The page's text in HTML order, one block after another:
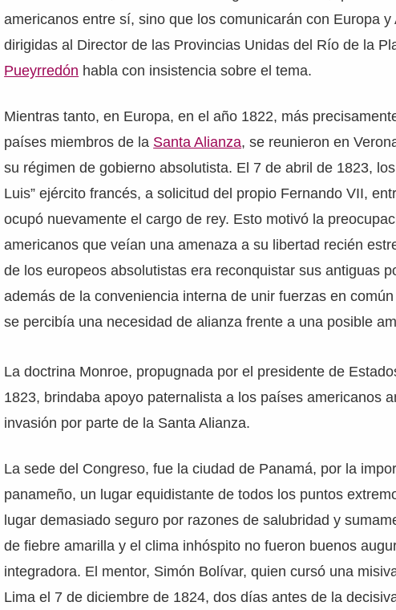
americanos entre sí, sino que los comunicarán con Europa
dirigidas al Director de las Provincias Unidas del Río de la
Pueyrredón habla con insistencia sobre el tema.
Mientras tanto, en Europa, en el año 1822, más
países miembros de la Santa Alianza, se reunieron en
su régimen de gobierno absolutista. El 7 de abril de 1823,
Luis” ejército francés, a solicitud del propio Fernando VII,
ocupó nuevamente el cargo de rey. Esto motivó la
americanos que veían una amenaza a su libertad recién
de los europeos absolutistas era reconquistar sus antiguas
además de la conveniencia interna de unir fuerzas en
se percibía una necesidad de alianza frente a una posible
La doctrina Monroe, propugnada por el presidente de
1823, brindaba apoyo paternalista a los países americanos
invasión por parte de la Santa Alianza.
La sede del Congreso, fue la ciudad de Panamá, por la
panameño, un lugar equidistante de todos los puntos
lugar demasiado seguro por razones de salubridad y
de fiebre amarilla y el clima inhóspito no fueron buenos
integradora. El mentor, Simón Bolívar, quien cursó una
Lima el 7 de diciembre de 1824, dos días antes de la